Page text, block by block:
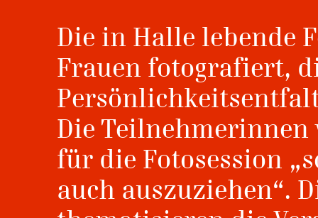
Die in Halle lebende
Frauen fotografiert,
Die
für die Fotosession
auch auszuziehen“.